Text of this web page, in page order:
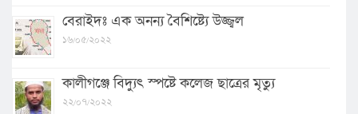
বেরাইদঃ এক অনন্য বৈশিষ্ট্যে উজ্জ্বল
১৬/০৫/২০২২
কালীগঞ্জে বিদ্যুৎ স্পষ্টে কলেজ ছাত্রের মৃত্যু
২২/০৭/২০২২